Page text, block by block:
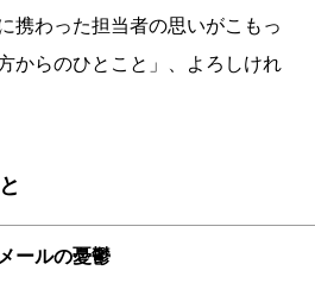
携わった担当者の思いがこもっ
からのひとこと」、よろしけれ
ールの憂鬱